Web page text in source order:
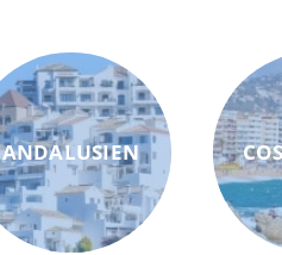
ANDALUSIEN